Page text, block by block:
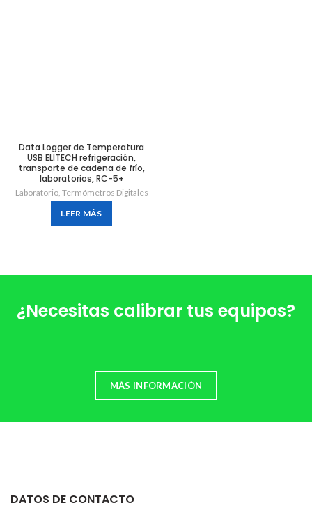
Data Logger de Temperatura
USB ELITECH refrigeración,
transporte de cadena de frío,
laboratorios, RC-5+
Laboratorio, Termómetros Digitales
LEER MÁS
¿Necesitas calibrar tus equipos?
MÁS INFORMACIÓN
DATOS DE CONTACTO